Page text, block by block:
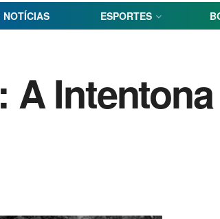
NOTÍCIAS ESPORTES
A